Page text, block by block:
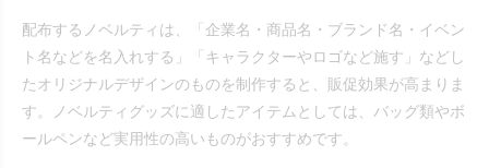
配布するノベルティは、「企業名・商品名・ブランド名・イベン
ト名などを名入れする」「キャラクターやロゴなど施す」などし
たオリジナルデザインのものを制作すると、販促効果が高まりま
す。ノベルティグッズに適したアイテムとしては、バッグ類やボ
ールペンなど実用性の高いものがおすすめです。